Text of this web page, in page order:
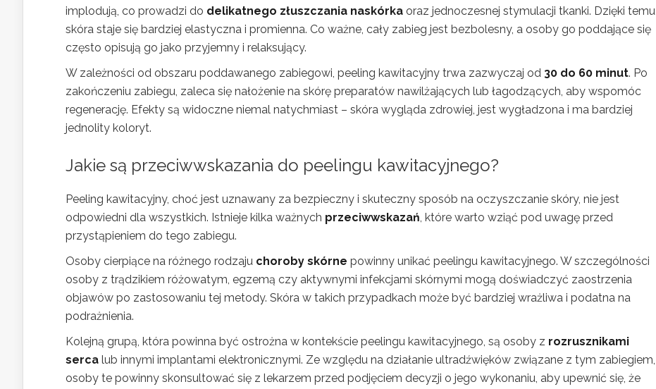
implodują, co prowadzi do delikatnego złuszczania naskórka oraz jednoczesnej stymulacji tkanki. Dzięki temu
skóra staje się bardziej elastyczna i promienna. Co ważne, cały zabieg jest bezbolesny, a osoby go poddające się
często opisują go jako przyjemny i relaksujący.
W zależności od obszaru poddawanego zabiegowi, peeling kawitacyjny trwa zazwyczaj od 30 do 60 minut. Po
zakończeniu zabiegu, zaleca się nałożenie na skórę preparatów nawilżających lub łagodzących, aby wspomóc
regenerację. Efekty są widoczne niemal natychmiast – skóra wygląda zdrowiej, jest wygładzona i ma bardziej
jednolity koloryt.
Jakie są przeciwwskazania do peelingu kawitacyjnego?
Peeling kawitacyjny, choć jest uznawany za bezpieczny i skuteczny sposób na oczyszczanie skóry, nie jest
odpowiedni dla wszystkich. Istnieje kilka ważnych przeciwwskazań, które warto wziąć pod uwagę przed
przystąpieniem do tego zabiegu.
Osoby cierpiące na różnego rodzaju choroby skórne powinny unikać peelingu kawitacyjnego. W szczególności
osoby z trądzikiem różowatym, egzemą czy aktywnymi infekcjami skórnymi mogą doświadczyć zaostrzenia
objawów po zastosowaniu tej metody. Skóra w takich przypadkach może być bardziej wrażliwa i podatna na
podrażnienia.
Kolejną grupą, która powinna być ostrożna w kontekście peelingu kawitacyjnego, są osoby z rozrusznikami
serca lub innymi implantami elektronicznymi. Ze względu na działanie ultradźwięków związane z tym zabiegiem,
osoby te powinny skonsultować się z lekarzem przed podjęciem decyzji o jego wykonaniu, aby upewnić się, że